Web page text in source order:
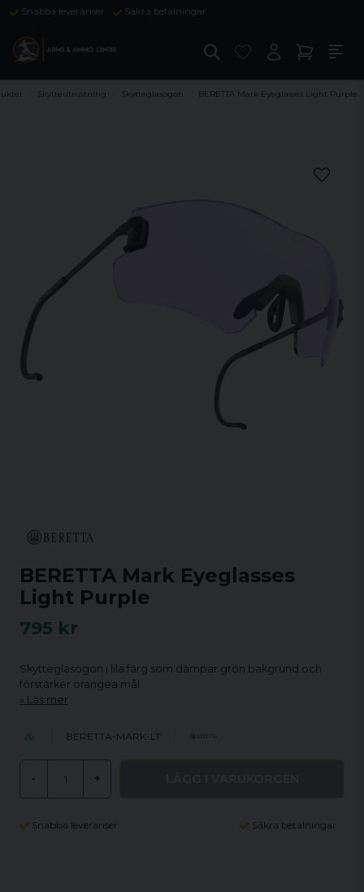
Snabba leveranser Säkra betalningar
Skytteutrustning Skytteglasögon BERETTA Mark Eyeglasses Light Purple
BERETTA Mark Eyeglasses
Light Purple
795 kr
Skytteglasögon i lila färg som dämpar grön bakgrund och
förstärker orangea mål.
Läs mer
BERETTA-MARK-LT
- +
Snabba leveranser Säkra betalningar